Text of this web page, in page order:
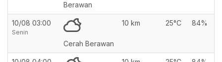
Berawan
10/08 03:00
Senin
Cerah Berawan
10 km 25°C 84%